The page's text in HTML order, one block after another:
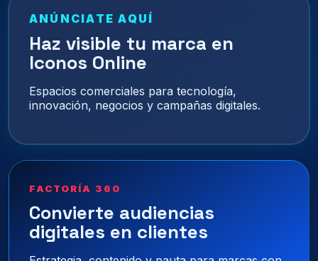
ANÚNCIATE AQUÍ
Haz visible tu marca en
Iconos Online
Espacios comerciales para tecnología,
innovación, negocios y campañas digitales.
FACTORÍA 360
Convierte audiencias
digitales en clientes